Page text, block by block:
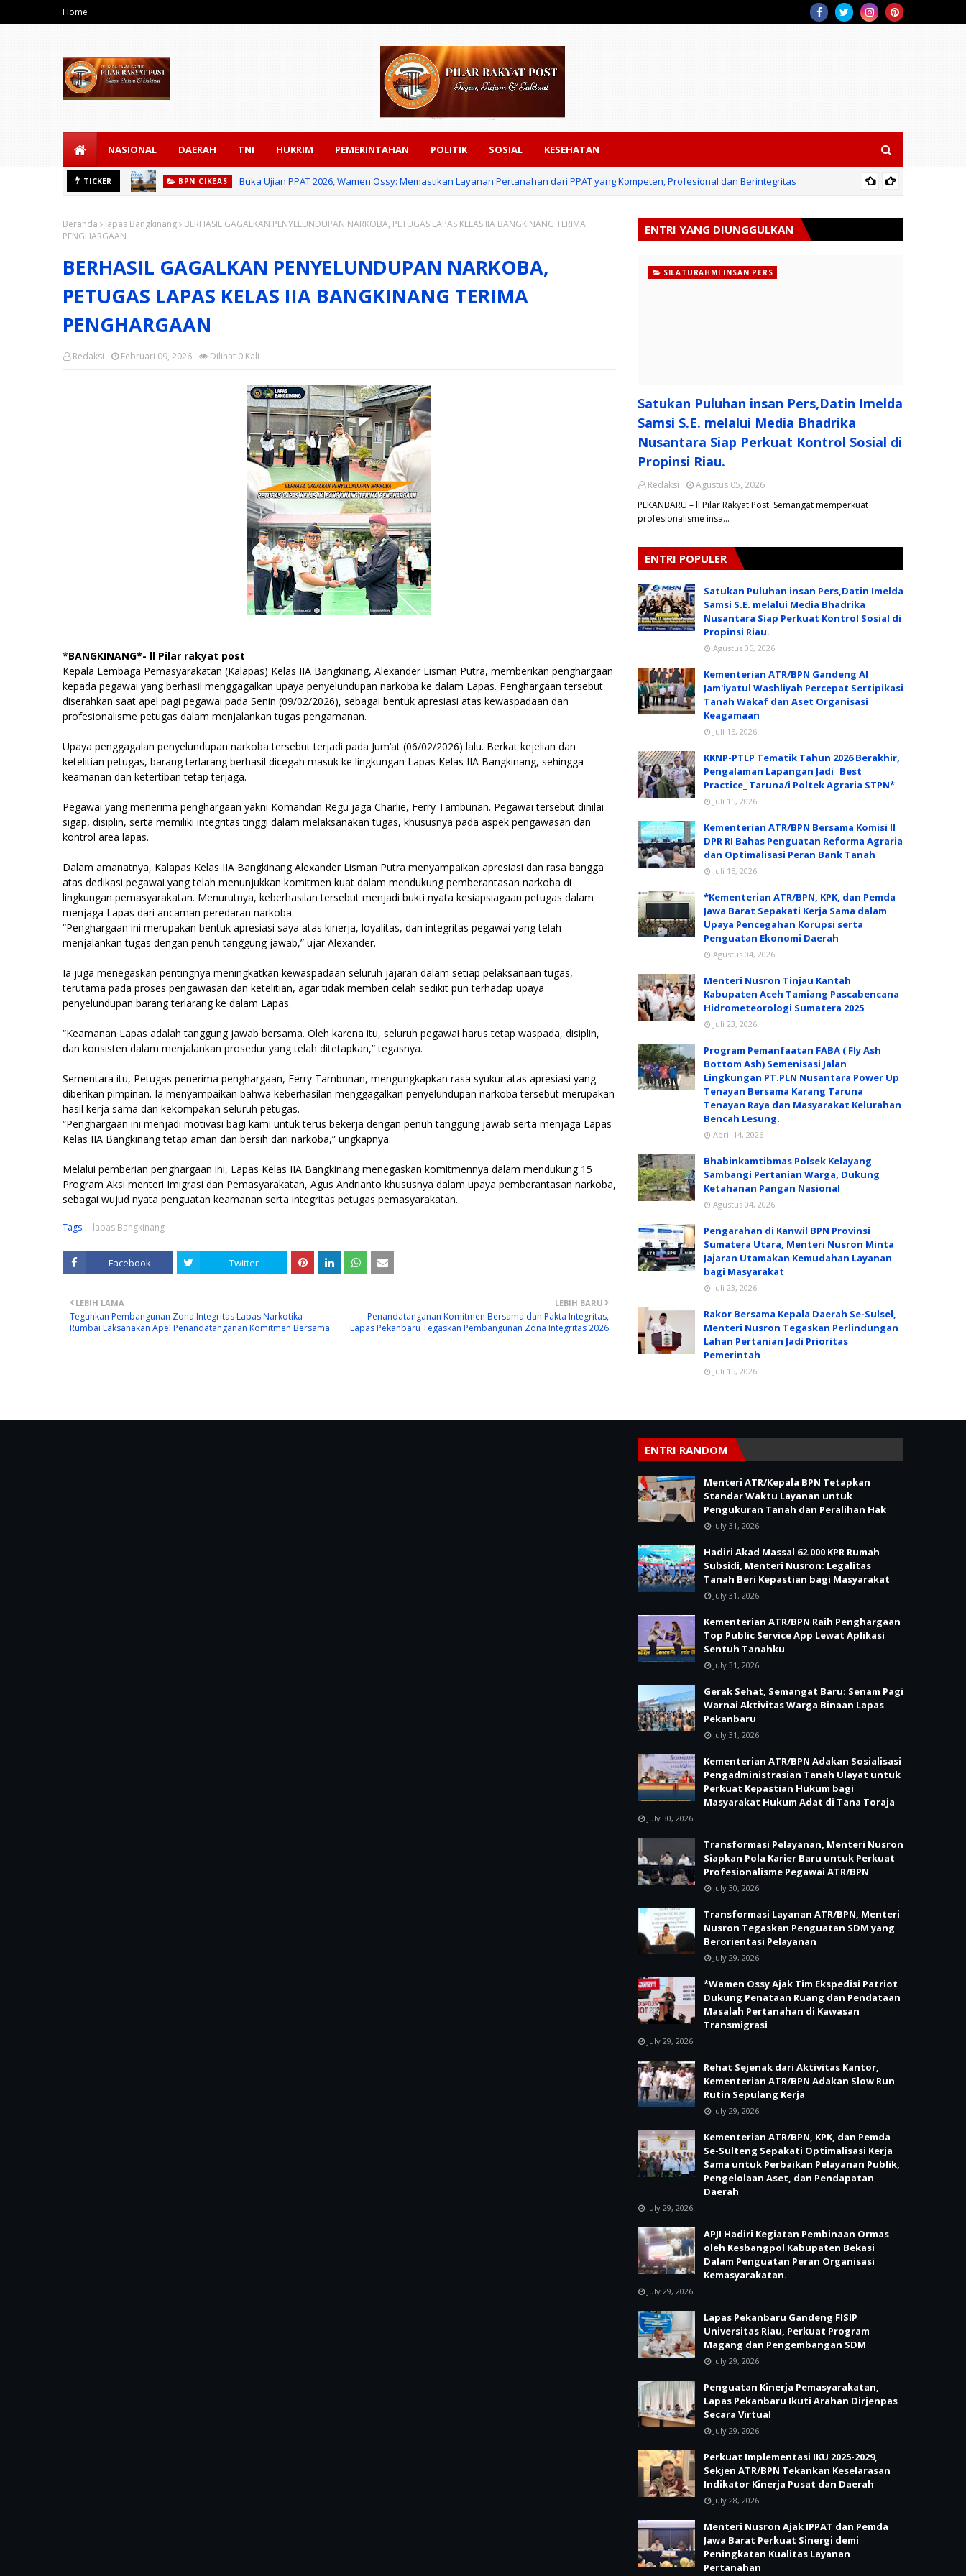
Home
NASIONAL DAERAH TNI HUKRIM PEMERINTAHAN POLITIK SOSIAL KESEHATAN
TICKER
Ekonomi Daerah BPN CIKEAS Buka Ujian PPAT 2026, Wamen Ossy: Memastikan Layanan Pertanahan dari PPAT yang Kompeten, Profesional dan Berintegritas
Beranda lapas Bangkinang
BERHASIL GAGALKAN PENYELUNDUPAN NARKOBA, PETUGAS LAPAS KELAS IIA BANGKINANG TERIMA
PENGHARGAAN
BERHASIL GAGALKAN PENYELUNDUPAN NARKOBA,
PETUGAS LAPAS KELAS IIA BANGKINANG TERIMA
PENGHARGAAN
Redaksi Dilihat 0 Kali
Februari 09, 2026
*BANGKINANG*- ll Pilar rakyat post
Kepala Lembaga Pemasyarakatan (Kalapas) Kelas IIA Bangkinang, Alexander Lisman Putra, memberikan penghargaan
kepada pegawai yang berhasil menggagalkan upaya penyelundupan narkoba ke dalam Lapas. Penghargaan tersebut
diserahkan saat apel pagi pegawai pada Senin (09/02/2026), sebagai bentuk apresiasi atas kewaspadaan dan
profesionalisme petugas dalam menjalankan tugas pengamanan.
Upaya penggagalan penyelundupan narkoba tersebut terjadi pada Jum’at (06/02/2026) lalu. Berkat kejelian dan
ketelitian petugas, barang terlarang berhasil dicegah masuk ke lingkungan Lapas Kelas IIA Bangkinang, sehingga
keamanan dan ketertiban tetap terjaga.
Pegawai yang menerima penghargaan yakni Komandan Regu jaga Charlie, Ferry Tambunan. Pegawai tersebut dinilai
sigap, disiplin, serta memiliki integritas tinggi dalam melaksanakan tugas, khususnya pada aspek pengawasan dan
kontrol area lapas.
Dalam amanatnya, Kalapas Kelas IIA Bangkinang Alexander Lisman Putra menyampaikan apresiasi dan rasa bangga
atas dedikasi pegawai yang telah menunjukkan komitmen kuat dalam mendukung pemberantasan narkoba di
lingkungan pemasyarakatan. Menurutnya, keberhasilan tersebut menjadi bukti nyata kesiapsiagaan petugas dalam
menjaga Lapas dari ancaman peredaran narkoba.
“Penghargaan ini merupakan bentuk apresiasi saya atas kinerja, loyalitas, dan integritas pegawai yang telah
menjalankan tugas dengan penuh tanggung jawab,” ujar Alexander.
Ia juga menegaskan pentingnya meningkatkan kewaspadaan seluruh jajaran dalam setiap pelaksanaan tugas,
terutama pada proses pengawasan dan ketelitian, agar tidak memberi celah sedikit pun terhadap upaya
penyelundupan barang terlarang ke dalam Lapas.
“Keamanan Lapas adalah tanggung jawab bersama. Oleh karena itu, seluruh pegawai harus tetap waspada, disiplin,
dan konsisten dalam menjalankan prosedur yang telah ditetapkan,” tegasnya.
Sementara itu, Petugas penerima penghargaan, Ferry Tambunan, mengungkapkan rasa syukur atas apresiasi yang
diberikan pimpinan. Ia menyampaikan bahwa keberhasilan menggagalkan penyelundupan narkoba tersebut merupakan
hasil kerja sama dan kekompakan seluruh petugas.
“Penghargaan ini menjadi motivasi bagi kami untuk terus bekerja dengan penuh tanggung jawab serta menjaga Lapas
Kelas IIA Bangkinang tetap aman dan bersih dari narkoba,” ungkapnya.
Melalui pemberian penghargaan ini, Lapas Kelas IIA Bangkinang menegaskan komitmennya dalam mendukung 15
Program Aksi menteri Imigrasi dan Pemasyarakatan, Agus Andrianto khususnya dalam upaya pemberantasan narkoba,
sebagai wujud nyata penguatan keamanan serta integritas petugas pemasyarakatan.
Tags: lapas Bangkinang
Facebook Twitter
LEBIH BARU
Penandatanganan Komitmen Bersama dan Pakta Integritas,
Lapas Pekanbaru Tegaskan Pembangunan Zona Integritas 2026
LEBIH LAMA
Teguhkan Pembangunan Zona Integritas Lapas Narkotika
Rumbai Laksanakan Apel Penandatanganan Komitmen Bersama
ENTRI YANG DIUNGGULKAN
SILATURAHMI INSAN PERS
Satukan Puluhan insan Pers,Datin Imelda
Samsi S.E. melalui Media Bhadrika
Nusantara Siap Perkuat Kontrol Sosial di
Propinsi Riau.
Redaksi
Agustus 05, 2026
PEKANBARU – ll Pilar Rakyat Post Semangat memperkuat
profesionalisme insa…
ENTRI POPULER
Satukan Puluhan insan Pers,Datin Imelda
Samsi S.E. melalui Media Bhadrika
Nusantara Siap Perkuat Kontrol Sosial di
Propinsi Riau.
Agustus 05, 2026
Kementerian ATR/BPN Gandeng Al
Jam'iyatul Washliyah Percepat Sertipikasi
Tanah Wakaf dan Aset Organisasi
Keagamaan
Juli 15, 2026
KKNP-PTLP Tematik Tahun 2026 Berakhir,
Pengalaman Lapangan Jadi _Best
Practice_ Taruna/i Poltek Agraria STPN*
Juli 15, 2026
Kementerian ATR/BPN Bersama Komisi II
DPR RI Bahas Penguatan Reforma Agraria
dan Optimalisasi Peran Bank Tanah
Juli 15, 2026
*Kementerian ATR/BPN, KPK, dan Pemda
Jawa Barat Sepakati Kerja Sama dalam
Upaya Pencegahan Korupsi serta
Penguatan Ekonomi Daerah
Agustus 04, 2026
Menteri Nusron Tinjau Kantah
Kabupaten Aceh Tamiang Pascabencana
Hidrometeorologi Sumatera 2025
Juli 23, 2026
Program Pemanfaatan FABA ( Fly Ash
Bottom Ash) Semenisasi Jalan
Lingkungan PT.PLN Nusantara Power Up
Tenayan Bersama Karang Taruna
Tenayan Raya dan Masyarakat Kelurahan
Bencah Lesung.
April 14, 2026
Bhabinkamtibmas Polsek Kelayang
Sambangi Pertanian Warga, Dukung
Ketahanan Pangan Nasional
Agustus 04, 2026
Pengarahan di Kanwil BPN Provinsi
Sumatera Utara, Menteri Nusron Minta
Jajaran Utamakan Kemudahan Layanan
bagi Masyarakat
Juli 23, 2026
Rakor Bersama Kepala Daerah Se-Sulsel,
Menteri Nusron Tegaskan Perlindungan
Lahan Pertanian Jadi Prioritas
Pemerintah
Juli 15, 2026
ENTRI RANDOM
Menteri ATR/Kepala BPN Tetapkan
Standar Waktu Layanan untuk
Pengukuran Tanah dan Peralihan Hak
July 31, 2026
Hadiri Akad Massal 62.000 KPR Rumah
Subsidi, Menteri Nusron: Legalitas
Tanah Beri Kepastian bagi Masyarakat
July 31, 2026
Kementerian ATR/BPN Raih Penghargaan
Top Public Service App Lewat Aplikasi
Sentuh Tanahku
July 31, 2026
Gerak Sehat, Semangat Baru: Senam Pagi
Warnai Aktivitas Warga Binaan Lapas
Pekanbaru
July 31, 2026
Kementerian ATR/BPN Adakan Sosialisasi
Pengadministrasian Tanah Ulayat untuk
Perkuat Kepastian Hukum bagi
Masyarakat Hukum Adat di Tana Toraja
July 30, 2026
Transformasi Pelayanan, Menteri Nusron
Siapkan Pola Karier Baru untuk Perkuat
Profesionalisme Pegawai ATR/BPN
July 30, 2026
Transformasi Layanan ATR/BPN, Menteri
Nusron Tegaskan Penguatan SDM yang
Berorientasi Pelayanan
July 29, 2026
*Wamen Ossy Ajak Tim Ekspedisi Patriot
Dukung Penataan Ruang dan Pendataan
Masalah Pertanahan di Kawasan
Transmigrasi
July 29, 2026
Rehat Sejenak dari Aktivitas Kantor,
Kementerian ATR/BPN Adakan Slow Run
Rutin Sepulang Kerja
July 29, 2026
Kementerian ATR/BPN, KPK, dan Pemda
Se-Sulteng Sepakati Optimalisasi Kerja
Sama untuk Perbaikan Pelayanan Publik,
Pengelolaan Aset, dan Pendapatan
Daerah
July 29, 2026
APJI Hadiri Kegiatan Pembinaan Ormas
oleh Kesbangpol Kabupaten Bekasi
Dalam Penguatan Peran Organisasi
Kemasyarakatan.
July 29, 2026
Lapas Pekanbaru Gandeng FISIP
Universitas Riau, Perkuat Program
Magang dan Pengembangan SDM
July 29, 2026
Penguatan Kinerja Pemasyarakatan,
Lapas Pekanbaru Ikuti Arahan Dirjenpas
Secara Virtual
July 29, 2026
Perkuat Implementasi IKU 2025-2029,
Sekjen ATR/BPN Tekankan Keselarasan
Indikator Kinerja Pusat dan Daerah
July 28, 2026
Menteri Nusron Ajak IPPAT dan Pemda
Jawa Barat Perkuat Sinergi demi
Peningkatan Kualitas Layanan
Pertanahan